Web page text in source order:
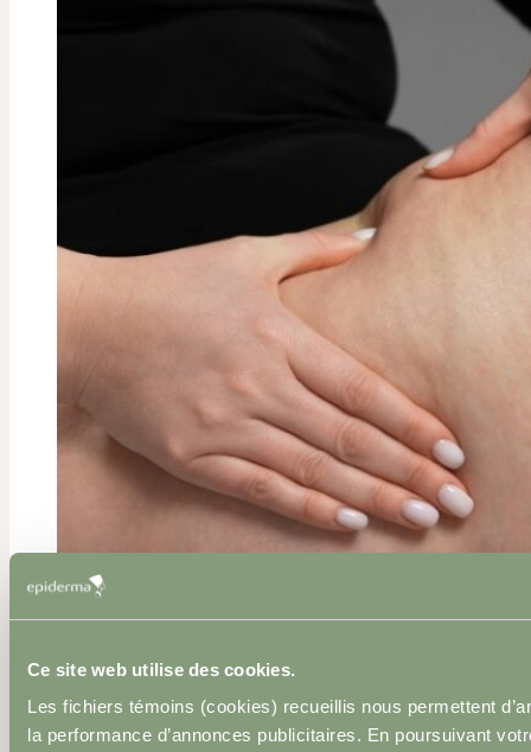
Ce site web utilise des cookies.
Les fichiers témoins (cookies) recueillis nous permettent
la performance d’annonces publicitaires. En poursuivant